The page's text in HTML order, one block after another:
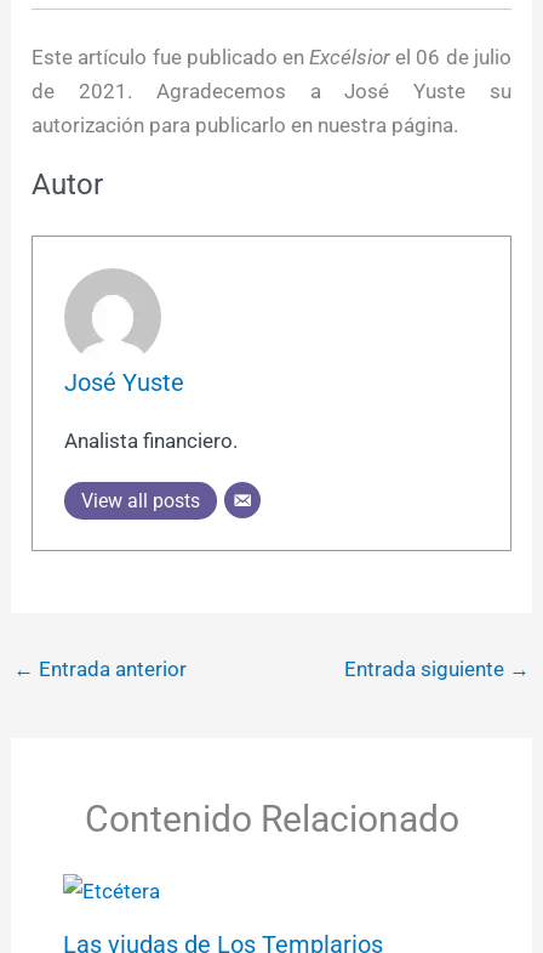
Este artículo fue publicado enExcélsior el 06 de julio
de 2021. Agradecemos a José Yuste su
autorización para publicarlo en nuestra página.
Autor
José Yuste
Analista financiero.
View all posts
← Entrada anterior Entrada siguiente →
Contenido Relacionado
Las viudas de Los Templarios